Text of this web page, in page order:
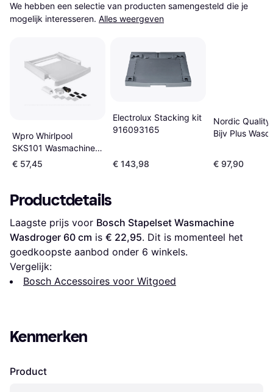
We hebben een selectie van producten samengesteld die je
mogelijk interesseren. Alles weergeven
Wpro Whirlpool
SKS101 Wasmachine
accessoire Wit
€ 57,45
Electrolux Stacking kit
916093165
€ 143,98
Nordic Quality
Bijv Plus
€ 97,90
Productdetails
Laagste prijs voor Bosch Stapelset Wasmachine
Wasdroger 60 cm is € 22,95. Dit is momenteel het
goedkoopste aanbod onder 6 winkels.
Vergelijk:
Bosch Accessoires voor Witgoed
Kenmerken
Product